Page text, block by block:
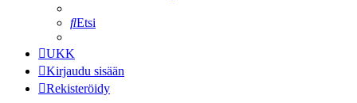
Etsi
UKK
Kirjaudu sisään
Rekisteröidy